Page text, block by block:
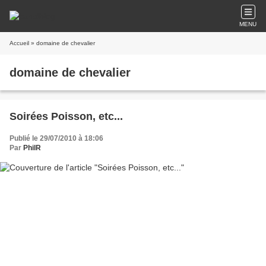
MENU
Accueil » domaine de chevalier
domaine de chevalier
Soirées Poisson, etc...
Publié le 29/07/2010 à 18:06
Par PhilR